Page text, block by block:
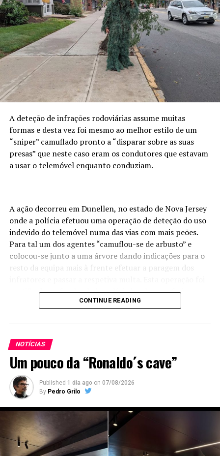
A deteção de infrações rodoviárias assume muitas
formas e desta vez foi mesmo ao melhor estilo de um
“sniper” camuflado pronto a “disparar sobre as suas
presas” que neste caso eram os condutores que estavam
a usar o telemóvel enquanto conduziam.
A ação decorreu em Dunellen, no estado de Nova Jersey
onde a polícia efetuou uma operação de deteção do uso
indevido do telemóvel numa das vias com mais peões.
Para tal um dos agentes “camuflou-se de arbusto” e
colocou-se junto a uma árvore dando indicações para o
resto da equipa mais à frente efetuar a paragem dos
partilhada no facebook da polícia local que referiu que
em seis horas de operação foram detetados 74
CONTINUE READING
NOTÍCIAS
Um pouco da “Ronaldo´s cave”
Published 1 dia ago on 07/08/2026
By Pedro Grilo